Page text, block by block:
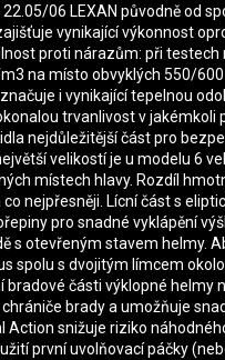
22.05/06 LEXAN původně od
vynikající výkonnost
proti nárazům: při
na místo obvyklých 550/
i vynikající tepelnou
trvanlivost v jakémkoli
nejdůležitější část pro
velikostí je u modelu 6
místech hlavy. Rozdíl
co nejpřesněji. Lícní část s
pro snadné vyklápění
s otevřeným stavem helmy.
spolu s dvojitým límcem
bradové části výklopné helmy
brady a umožňuje
Action snižuje riziko
první uvolňovací páčky